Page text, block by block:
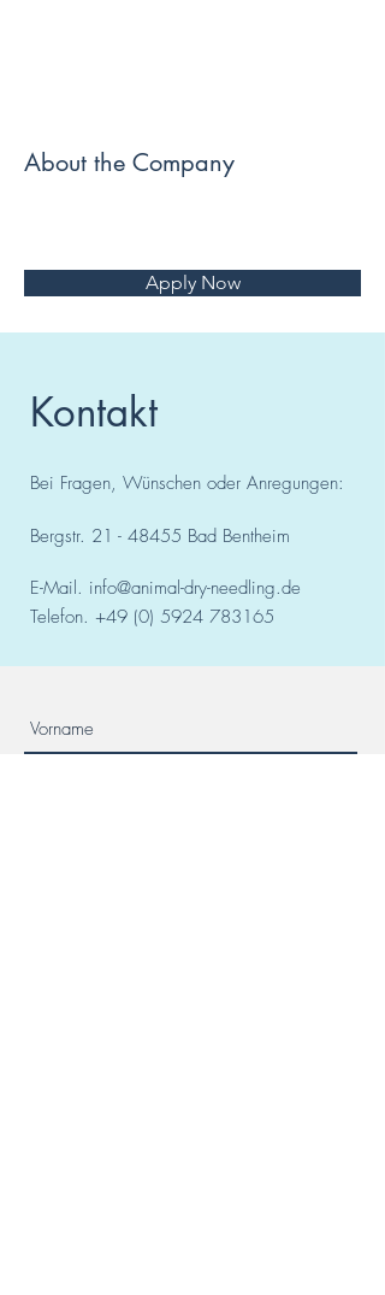
About the Company
Apply Now
Kontakt
Bei Fragen, Wünschen oder Anregungen:
Bergstr. 21 - 48455 Bad Bentheim
E-Mail. info@animal-dry-needling.de
Telefon. +49 (0) 5924 783165